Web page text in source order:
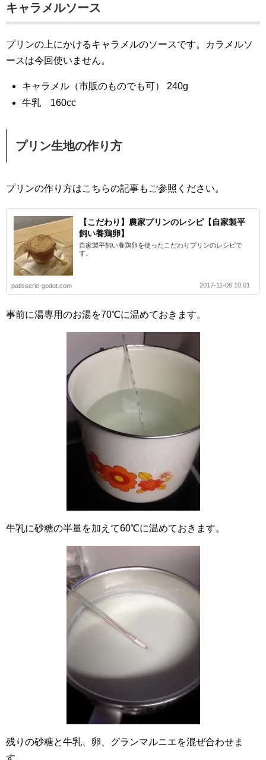
キャラメルソース
プリンの上にかけるキャラメルのソースです。カラメルソ
ースは今回使いません。
キャラメル（市販のものでも可） 240g
牛乳 160cc
プリン生地の作り方
プリンの作り方はこちらの記事もご参照ください。
【こだわり】農家プリンのレシピ【自家製平
飼い養鶏卵】
自家製平飼い養鶏卵を使ったこだわりプリンのレシピで
す。
patisserie-godot.com 2017-11-06 10:01
事前に湯専用のお湯を70℃に温めておきます。
牛乳に砂糖の半量を加えて60℃に温めておきます。
残りの砂糖と牛乳、卵、グランマルニエを混ぜ合わせま
す。